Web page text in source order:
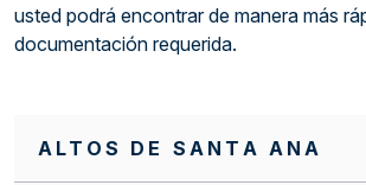
usted podrá encontrar de manera más
documentación requerida.
ALTOS DE SANTA ANA